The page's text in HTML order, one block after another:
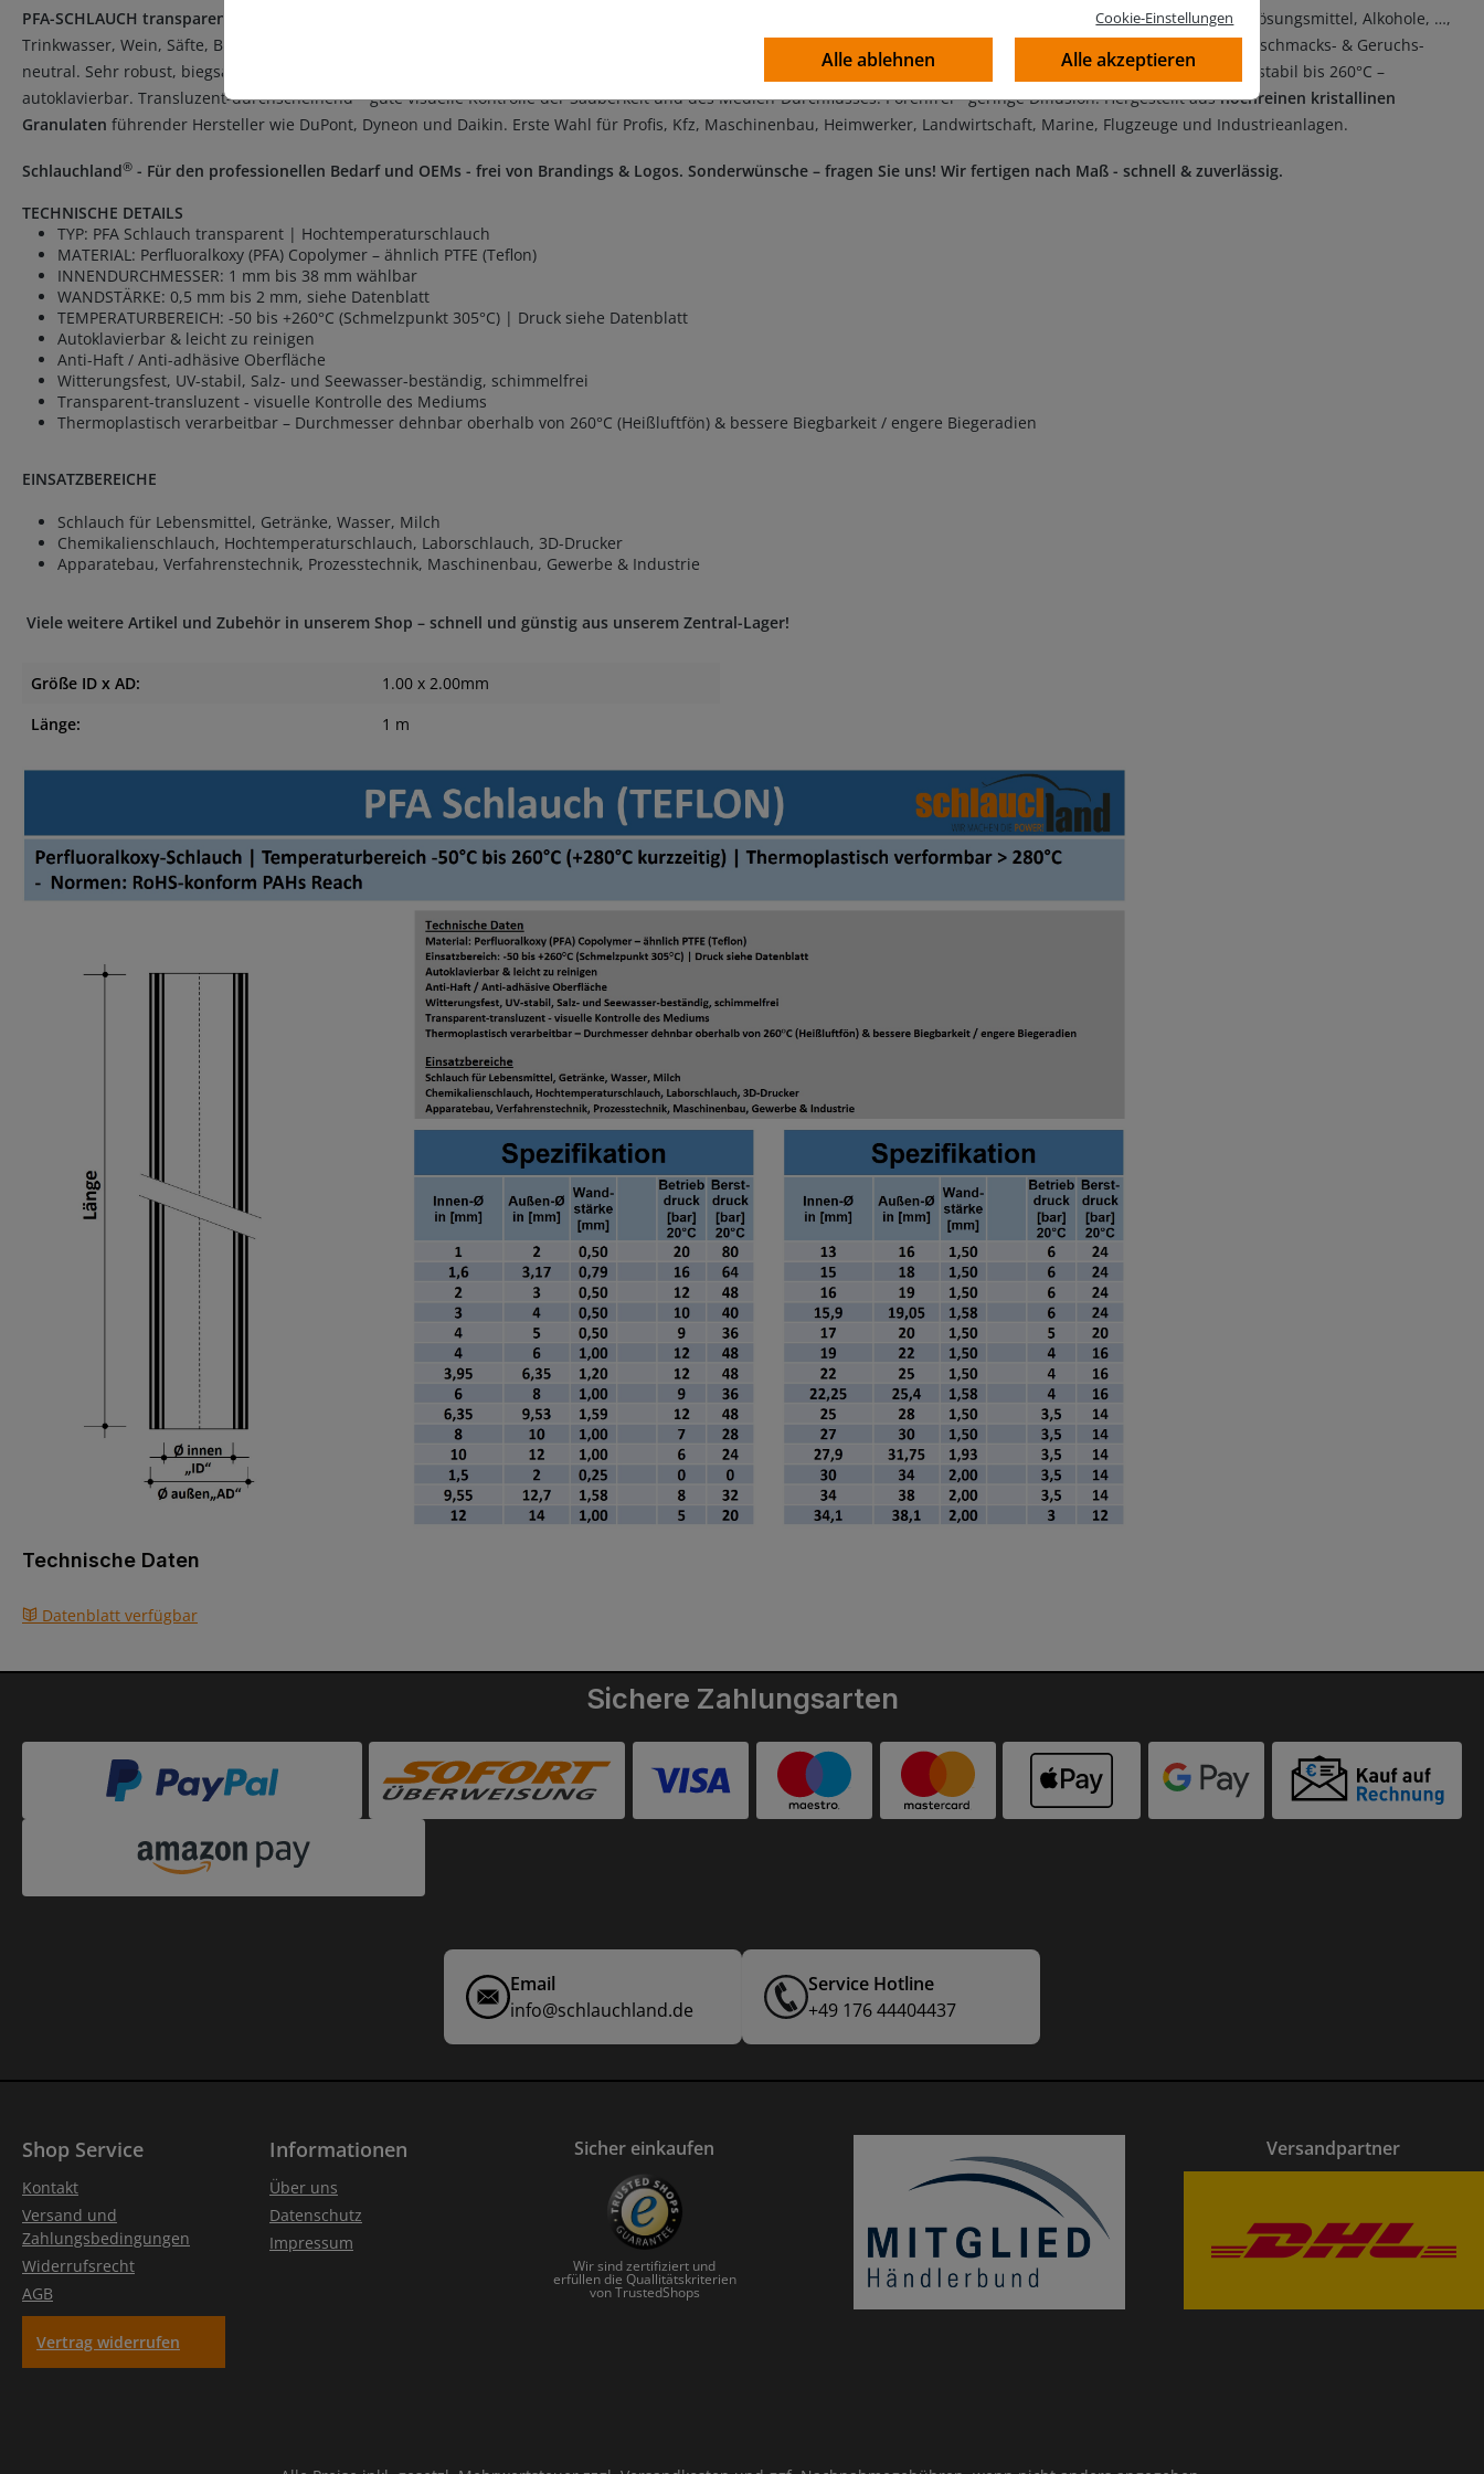
PFA-SCHLAUCH transparent in TOP QUALITÄT
aus lebensmittelechtem PFA – Perfluoralkoxy (ähnlich PTFE / TEFLON) in TOP-Qualität für z.B. Labor, Gase, Wasserstoff, Lösungsmittel, Alkohole, …,
Trinkwasser, Wein, Säfte, Bier, Milch. Zertifiziert nach FDA 21CFR 177.2600 - amerikanische und europäische Normen. 100% frei von Schadstoffen & Weichmachern, Geschmacks- & Geruchs-
neutral. Sehr robust, biegsam & langlebig. PFA ist Weiterentwicklung des Kunststoffs PTFE – erhöhte Betriebstemperatur, chemisch beständig gegen Chemikalien und stabil bis 260°C –
autoklavierbar. Transluzent-durchscheinend – gute visuelle Kontrolle der Sauberkeit und des Medien-Durchflusses. Porenfrei - geringe Diffusion. Hergestellt aushochreinen kristallinen
Granulaten führender Hersteller wie DuPont, Dyneon und Daikin. Erste Wahl für Profis, Kfz, Maschinenbau, Heimwerker, Landwirtschaft, Marine, Flugzeuge und Industrieanlagen.
Schlauchland® - Für den professionellen Bedarf und OEMs - frei von Brandings & Logos. Sonderwünsche – fragen Sie uns! Wir fertigen nach Maß - schnell & zuverlässig.
TECHNISCHE DETAILS
TYP: PFA Schlauch transparent | Hochtemperaturschlauch
MATERIAL: Perfluoralkoxy (PFA) Copolymer – ähnlich PTFE (Teflon)
INNENDURCHMESSER: 1 mm bis 38 mm wählbar
WANDSTÄRKE: 0,5 mm bis 2 mm, siehe Datenblatt
TEMPERATURBEREICH: -50 bis +260°C (Schmelzpunkt 305°C) | Druck siehe Datenblatt
Autoklavierbar & leicht zu reinigen
Anti-Haft / Anti-adhäsive Oberfläche
Witterungsfest, UV-stabil, Salz- und Seewasser-beständig, schimmelfrei
Transparent-transluzent - visuelle Kontrolle des Mediums
Thermoplastisch verarbeitbar – Durchmesser dehnbar oberhalb von 260°C (Heißluftfön) & bessere Biegbarkeit / engere Biegeradien
EINSATZBEREICHE
Schlauch für Lebensmittel, Getränke, Wasser, Milch
Chemikalienschlauch, Hochtemperaturschlauch, Laborschlauch, 3D-Drucker
Apparatebau, Verfahrenstechnik, Prozesstechnik, Maschinenbau, Gewerbe & Industrie
Viele weitere Artikel und Zubehör in unserem Shop – schnell und günstig aus unserem Zentral-Lager!
Größe ID x AD:
1.00 x 2.00mm
Länge:
1 m
Technische Daten
Datenblatt verfügbar
Sichere Zahlungsarten
Email
info@schlauchland.de
Service Hotline
+49 176 44404437
Shop Service
Kontakt
Versand und
Zahlungsbedingungen
Widerrufsrecht
AGB
Vertrag widerrufen
Informationen
Über uns
Datenschutz
Impressum
Sicher einkaufen
Wir sind zertifiziert und
erfüllen die Quallitätskriterien
von TrustedShops
Versandpartner
Cookie-Einstellungen
Alle ablehnen Alle akzeptieren